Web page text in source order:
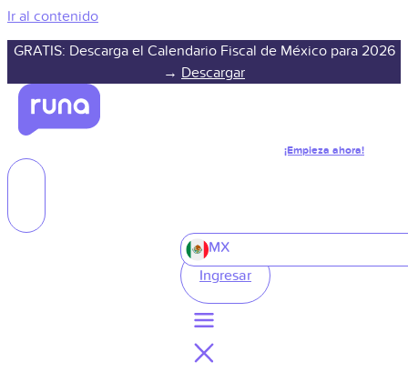
Ir al contenido
GRATIS: Descarga el Calendario Fiscal de México para 2026
→ Descargar
¡Empieza ahora!
MX
Ingresar